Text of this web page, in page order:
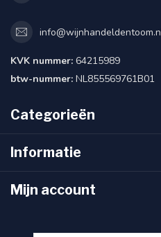
KVK nummer: 64215989
btw-nummer: NL855569761B01
Categorieën
Informatie
Mijn account